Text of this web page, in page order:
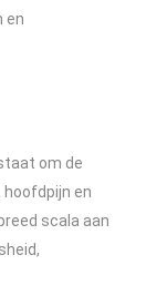
en
om de
hoofdpijn en
scala aan